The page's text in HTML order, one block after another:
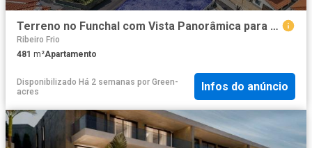
Terreno no Funchal com Vista Panorâmica para o Mar e Baía 481m² São Gonçalo
Ribeiro Frio
481 m²Apartamento
Disponibilizado Há 2 semanas por Green-
acres
Infos do anúncio